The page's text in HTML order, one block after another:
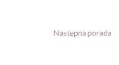
Następna porada